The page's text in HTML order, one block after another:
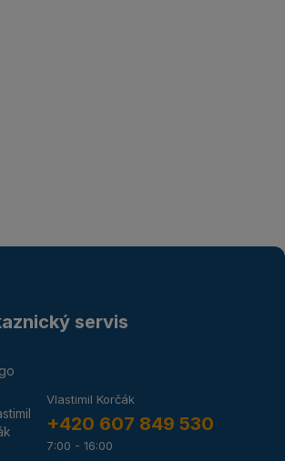
servis
Vlastimil Korčák
+420 607 849 530
7:00 - 16:00